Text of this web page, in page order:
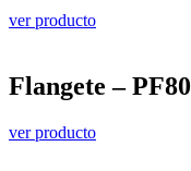
ver producto
Flangete –
ver producto